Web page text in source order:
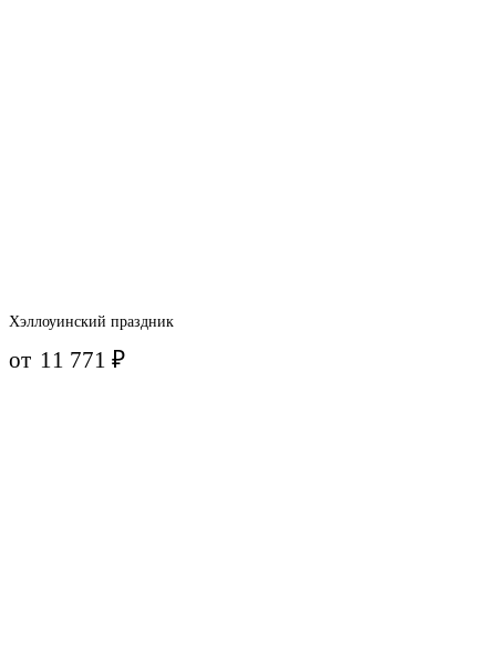
Хэллоуинский праздник
от 11 771₽